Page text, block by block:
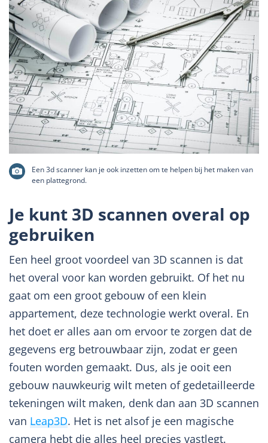
Een 3d scanner kan je ook inzetten om te helpen bij het maken van
een plattegrond.
Je kunt 3D scannen overal op
gebruiken
Een heel groot voordeel van 3D scannen is dat
het overal voor kan worden gebruikt. Of het nu
gaat om een groot gebouw of een klein
appartement, deze technologie werkt overal. En
het doet er alles aan om ervoor te zorgen dat de
gegevens erg betrouwbaar zijn, zodat er geen
fouten worden gemaakt. Dus, als je ooit een
gebouw nauwkeurig wilt meten of gedetailleerde
tekeningen wilt maken, denk dan aan 3D scannen
van Leap3D. Het is net alsof je een magische
camera hebt die alles heel precies vastlegt.